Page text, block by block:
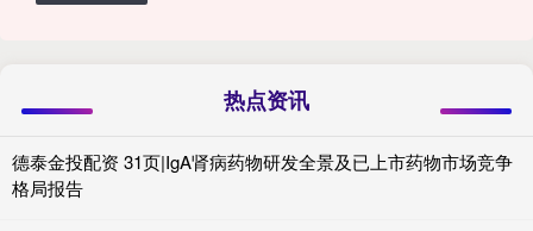
热点资讯
德泰金投配资 31页|IgA肾病药物研发全景及已上市药物市场竞争
格局报告